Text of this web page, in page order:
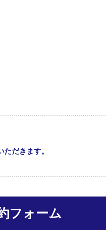
だきます。
フォーム